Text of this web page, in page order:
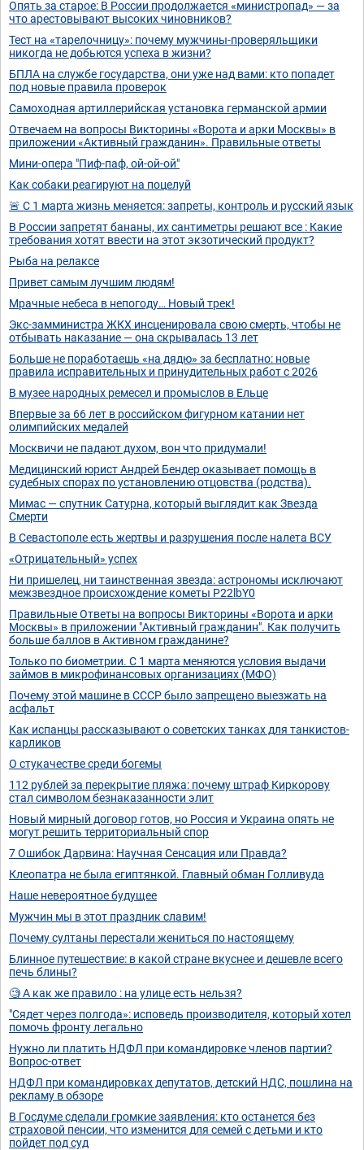
Опять за старое: В России продолжается «министропад» — за
что арестовывают высоких чиновников?
Тест на «тарелочницу»: почему мужчины-проверяльщики
никогда не добьются успеха в жизни?
БПЛА на службе государства, они уже над вами: кто попадет
под новые правила проверок
Самоходная артиллерийская установка германской армии
Отвечаем на вопросы Викторины «Ворота и арки Москвы» в
приложении «Активный гражданин». Правильные ответы
Мини-опера "Пиф-паф, ой-ой-ой"
Как собаки реагируют на поцелуй
🚨 С 1 марта жизнь меняется: запреты, контроль и русский язык
В России запретят бананы, их сантиметры решают все : Какие
требования хотят ввести на этот экзотический продукт?
Рыба на релаксе
Привет самым лучшим людям!
Мрачные небеса в непогоду… Новый трек!
Экс-замминистра ЖКХ инсценировала свою смерть, чтобы не
отбывать наказание — она скрывалась 13 лет
Больше не поработаешь «на дядю» за бесплатно: новые
правила исправительных и принудительных работ с 2026
В музее народных ремесел и промыслов в Ельце
Впервые за 66 лет в российском фигурном катании нет
олимпийских медалей
Москвичи не падают духом, вон что придумали!
Медицинский юрист Андрей Бендер оказывает помощь в
судебных спорах по установлению отцовства (родства).
Мимас — спутник Сатурна, который выглядит как Звезда
Смерти
В Севастополе есть жертвы и разрушения после налета ВСУ
«Отрицательный» успех
Ни пришелец, ни таинственная звезда: астрономы исключают
межзвездное происхождение кометы P22lbY0
Правильные Ответы на вопросы Викторины «Ворота и арки
Москвы» в приложении "Активный гражданин". Как получить
больше баллов в Активном гражданине?
Только по биометрии. С 1 марта меняются условия выдачи
займов в микрофинансовых организациях (МФО)
Почему этой машине в СССР было запрещено выезжать на
асфальт
Как испанцы рассказывают о советских танках для танкистов-
карликов
О стукачестве среди богемы
112 рублей за перекрытие пляжа: почему штраф Киркорову
стал символом безнаказанности элит
Новый мирный договор готов, но Россия и Украина опять не
могут решить территориальный спор
7 Ошибок Дарвина: Научная Сенсация или Правда?
Клеопатра не была египтянкой. Главный обман Голливуда
Наше невероятное будущее
Мужчин мы в этот праздник славим!
Почему султаны перестали жениться по настоящему
Блинное путешествие: в какой стране вкуснее и дешевле всего
печь блины?
🧐 А как же правило : на улице есть нельзя?
"Сядет через полгода»: исповедь производителя, который хотел
помочь фронту легально
Нужно ли платить НДФЛ при командировке членов партии?
Вопрос-ответ
НДФЛ при командировках депутатов, детский НДС, пошлина на
рекламу в обзоре
В Госдуме сделали громкие заявления: кто останется без
страховой пенсии, что изменится для семей с детьми и кто
пойдет под суд